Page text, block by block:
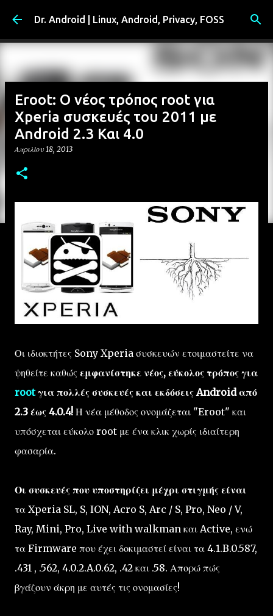
Μετάβαση στο κύριο περιεχόμενο
Dr. Android | Linux, Android, Privacy, FOSS
Eroot: Ο νέος τρόπος root για
Xperia συσκευές του 2011 με
Android 2.3 Και 4.0
Απριλίου 18, 2013
Οι ιδιοκτήτες Sony Xperia συσκευών ετοιμαστείτε να
ψηθείτε καθώς εμφανίστηκε νέος, εύκολος τρόπος για
root για πολλές συσκευές και εκδόσεις Android από
2.3 έως 4.0.4! Η νέα μέθοδος ονομάζεται "Eroot" και
υπόσχεται εύκολο root με ένα κλικ χωρίς ιδιαίτερη
φασαρία.
Οι συσκευές που υποστηρίζει μέχρι στιγμής είναι
τα Xperia SL, S, ION, Acro S, Arc / S, Pro, Neo / V,
Ray, Mini, Pro, Live with walkman και Active, ενώ
τα Firmware που έχει δοκιμαστεί είναι τα 4.1.B.0.587,
.431 , .562, 4.0.2.A.0.62, .42 και .58. Απορώ πώς
βγάζουν άκρη με αυτές τις ονομασίες!